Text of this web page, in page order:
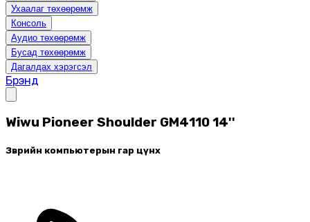
Ухаалаг төхөөрөмж
Консоль
Аудио төхөөрөмж
Бусад төхөөрөмж
Дагалдах хэрэгсэл
Брэнд
Wiwu Pioneer Shoulder GM4110 14''
Зөөврийн компьютерын гар цүнх